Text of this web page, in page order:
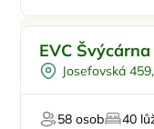
Pro skupiny
Na samotě
Worshopy/
Pro svatby a
EVC
Josefovská
58 osob 40